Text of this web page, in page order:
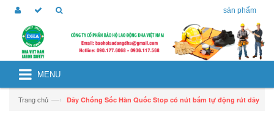
sản phẩm
MENU
Trang chủ —› Dây Chống Sốc Hàn Quốc Stop có nút bấm tự động rút dây